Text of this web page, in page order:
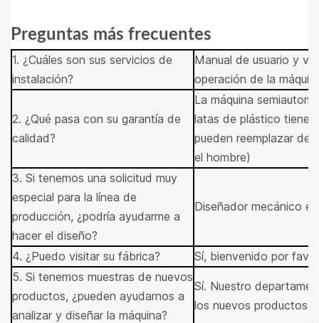
Preguntas más frecuentes
1. ¿Cuáles son sus servicios de
instalación?
Manual de usuario y
operación de la
2. ¿Qué pasa con su garantía de
calidad?
La máquina
latas de plástico tiene
pueden reemplazar
el hombre)
3. Si tenemos una solicitud muy
especial para la línea de
producción, ¿podría ayudarme a
hacer el diseño?
Diseñador mecánico
4. ¿Puedo visitar su fábrica?
Sí, bienvenido por
5. Si tenemos muestras de nuevos
productos, ¿pueden ayudarnos a
analizar y diseñar la máquina?
Sí. Nuestro
los nuevos productos